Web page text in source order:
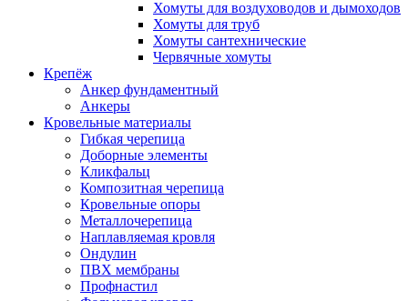
Хомуты для воздуховодов и дымоходов
Хомуты для труб
Хомуты сантехнические
Червячные хомуты
Крепёж
Анкер фундаментный
Анкеры
Кровельные материалы
Гибкая черепица
Доборные элементы
Кликфальц
Композитная черепица
Кровельные опоры
Металлочерепица
Наплавляемая кровля
Ондулин
ПВХ мембраны
Профнастил